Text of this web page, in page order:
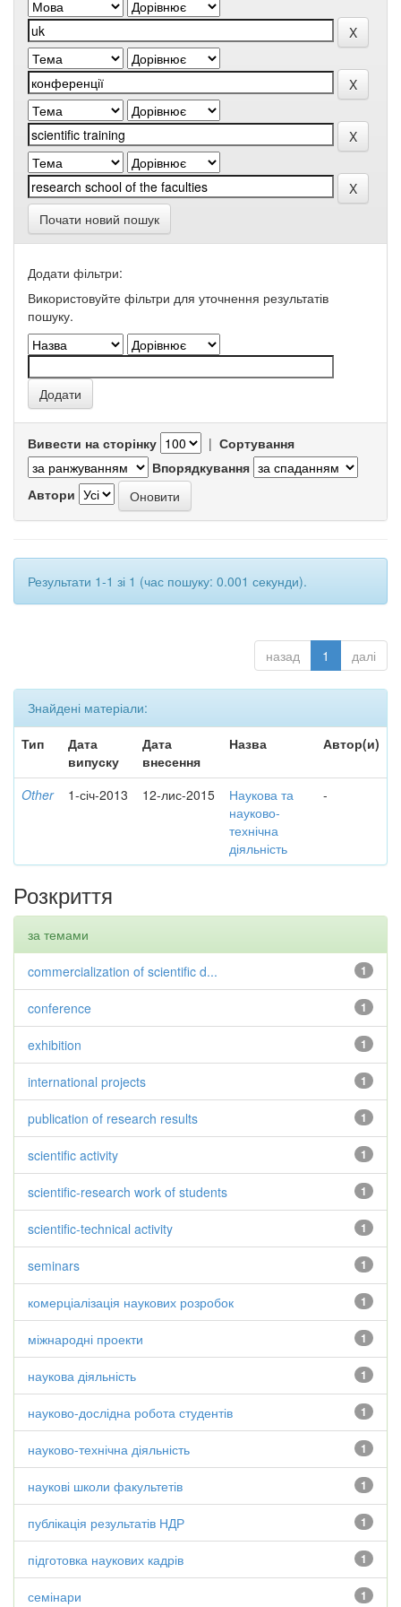
Почати новий пошук
Додати фільтри:
Використовуйте фільтри для уточнення результатів
пошуку.
Вивести на сторінку | Сортування
Впорядкування
Автори
Результати 1-1 зі 1 (час пошуку: 0.001 секунди).
назад 1 далі
Знайдені матеріали:
Тип
Дата
випуску
Дата
внесення
Назва Автор(и)
Other 1-січ-2013 12-лис-2015
Наукова та
науково-
технічна
діяльність
-
Розкриття
за темами
1
commercialization of scientific d...
1
conference
1
exhibition
1
international projects
1
publication of research results
1
scientific activity
1
scientific-research work of students
1
scientific-technical activity
1
seminars
1
комерціалізація наукових розробок
1
міжнародні проекти
1
наукова діяльність
1
науково-дослідна робота студентів
1
науково-технічна діяльність
1
наукові школи факультетів
1
публікація результатів НДР
1
підготовка наукових кадрів
1
семінари